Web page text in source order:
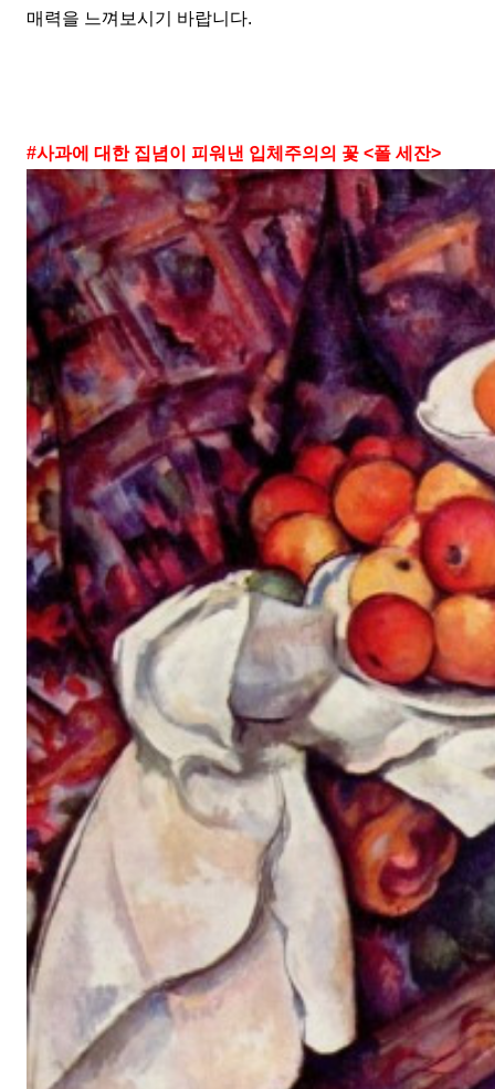
매력을 느껴보시기 바랍니다.
#사과에 대한 집념이 피워낸 입체주의의 꽃 <폴 세잔>